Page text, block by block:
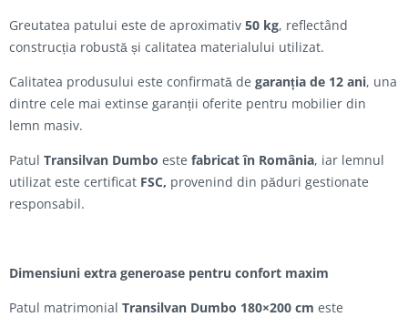
Greutatea patului este de aproximativ 50 kg, reflectând
construcția robustă și calitatea materialului utilizat.
Calitatea produsului este confirmată de garanția de 12 ani, una
dintre cele mai extinse garanții oferite pentru mobilier din
lemn masiv.
Patul Transilvan Dumbo este fabricat în România, iar lemnul
utilizat este certificat FSC, provenind din păduri gestionate
responsabil.
Dimensiuni extra generoase pentru confort maxim
Patul matrimonial Transilvan Dumbo 180×200 cm este